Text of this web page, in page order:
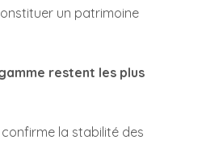
un patrimoine
restent les plus
la stabilité des